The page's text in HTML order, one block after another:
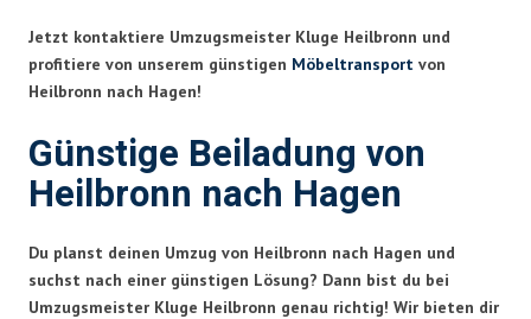
Jetzt kontaktiere Umzugsmeister Kluge Heilbronn und
profitiere von unserem günstigen Möbeltransport von
Heilbronn nach Hagen!
Günstige Beiladung von
Heilbronn nach Hagen
Du planst deinen Umzug von Heilbronn nach Hagen und
suchst nach einer günstigen Lösung? Dann bist du bei
Umzugsmeister Kluge Heilbronn genau richtig! Wir bieten dir